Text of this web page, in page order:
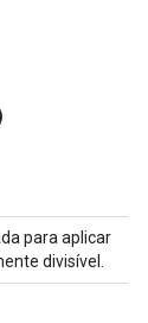
para aplicar
divisível.